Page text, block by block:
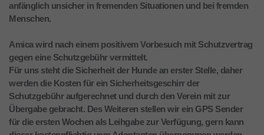
anfänglich unsicher in fremenden Situationen und bei fremden
Menschen.
Amica wird nach einem positivem Vorbesuch mit Schutzvertrag
gegen eine Schutzgebühr vermittelt.
Für uns steht die Sicherheit der Hunde an erster Stelle, daher
werden die Kosten für ein Sicherheitsgeschirr der
Schutzgebühr aufgerechnet und durch den Verein mit zur
Übergabe gebracht. Des Weiteren stellen wir ein GPS Sender
für die ersten Wochen als Leihgabe zur Verfügung, gern kann